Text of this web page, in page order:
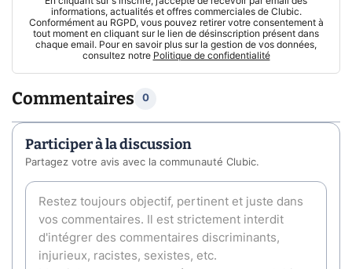
informations, actualités et offres commerciales de Clubic.
Conformément au RGPD, vous pouvez retirer votre consentement à
tout moment en cliquant sur le lien de désinscription présent dans
chaque email. Pour en savoir plus sur la gestion de vos données,
consultez notre Politique de confidentialité
Commentaires 0
Participer à la discussion
Partagez votre avis avec la communauté Clubic.